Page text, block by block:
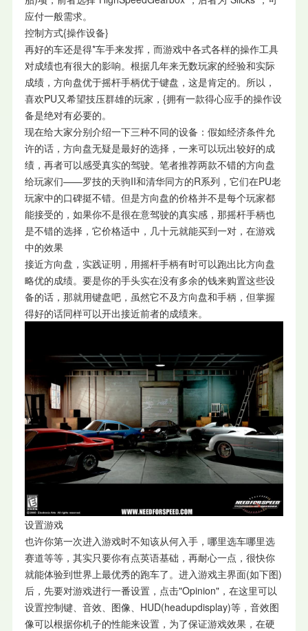
应付一般需求。
控制方式{操作设备}
再好的车还是得*车手来发挥，而游戏中各式各样的操作工具
对成绩也有很大的影响。根据几年来无数玩家的经验和实际
成绩，方向盘优于摇杆手柄优于键盘，这是肯定的。所以，
喜欢PU又希望技压群雄的玩家，{拥有一款得心应手的操作设
备是绝对有必要的。
现在给大家分别介绍一下三种不同的设备：假如经济条件允
许的话，方向盘无疑是最好的选择，一来可以玩出较好的成
绩，再者可以感受真实的驾驶。笔者推荐两款不错的方向盘
给玩家们——罗技的天驹II和清华同方的R系列，它们在PU老
玩家中的口碑挺不错。但是方向盘的价格并不是每个玩家都
能接受的，如果你不是很在意驾驶的真实感，那摇杆手柄也
是不错的选择，它价格适中，几十元就能买到一对，在游戏
中的效果
接近方向盘，实践证明，用摇杆手柄有时可以跑出比方向盘
略优的成绩。要是你的手头实在没有多余的钱来购置这些设
备的话，那就用键盘吧，虽然它不及方向盘和手柄，但掌握
得好的话同样可以开出接近前者的成绩来。
设置游戏
也许你第一次进入游戏时不知该从何入手，哪里选车哪里选
赛道等等，其实只要你有点英语基础，再耐心一点，很快你
就能体验到世界上最优秀的跑车了。进入游戏主界面(如下图)
后，先要对游戏进行一番设置，点击"Opinion"，在这里可以
设置控制键、音效、图像、HUD(headupdisplay)等，音效图
像可以根据你机子的性能来设置，为了保证游戏效果，在硬